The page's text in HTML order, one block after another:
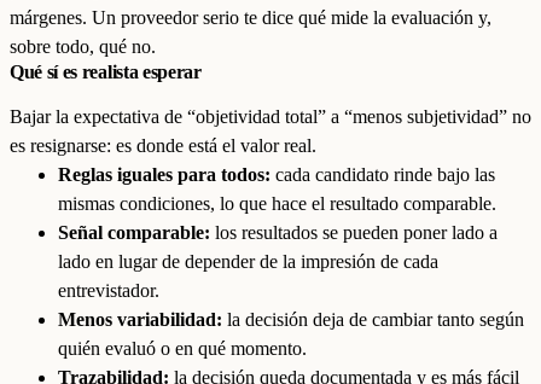
márgenes. Un proveedor serio te dice qué mide la evaluación y,
sobre todo, qué no.
Qué sí es realista esperar
Bajar la expectativa de “objetividad total” a “menos subjetividad” no
es resignarse: es donde está el valor real.
Reglas iguales para todos: cada candidato rinde bajo las
mismas condiciones, lo que hace el resultado comparable.
Señal comparable: los resultados se pueden poner lado a
lado en lugar de depender de la impresión de cada
entrevistador.
Menos variabilidad: la decisión deja de cambiar tanto según
quién evaluó o en qué momento.
Trazabilidad: la decisión queda documentada y es más fácil